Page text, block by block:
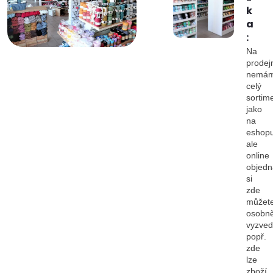
k
a
:
Na
celý
jako
na
ale
online
si
zde
popř.
zde
lze